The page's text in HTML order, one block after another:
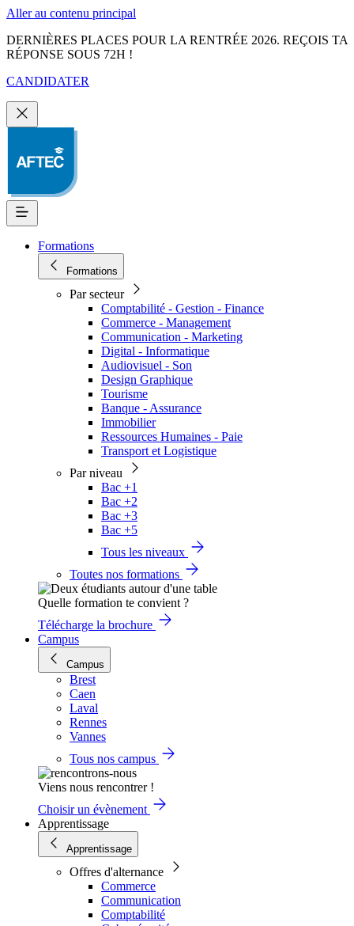
Aller au contenu principal
DERNIÈRES PLACES POUR LA RENTRÉE 2026. REÇOIS TA
RÉPONSE SOUS 72H !
CANDIDATER
Formations
Formations
Par secteur
Comptabilité - Gestion - Finance
Commerce - Management
Communication - Marketing
Digital - Informatique
Audiovisuel - Son
Design Graphique
Tourisme
Banque - Assurance
Immobilier
Ressources Humaines - Paie
Transport et Logistique
Par niveau
Bac +1
Bac +2
Bac +3
Bac +5
Tous les niveaux
Toutes nos formations
Quelle formation te convient ?
Télécharge la brochure
Campus
Campus
Brest
Caen
Laval
Rennes
Vannes
Tous nos campus
Viens nous rencontrer !
Choisir un évènement
Apprentissage
Apprentissage
Offres d'alternance
Commerce
Communication
Comptabilité